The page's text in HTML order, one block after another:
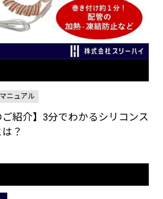
ニュアル
ご紹介】3分でわかるシリコンス
？